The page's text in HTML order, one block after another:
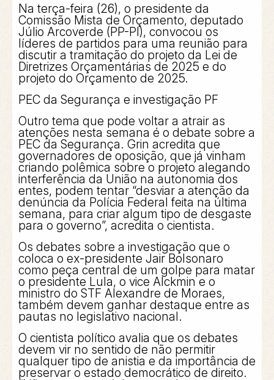
Na terça-feira (26), o presidente da
Comissão Mista de Orçamento, deputado
Júlio Arcoverde (PP-PI), convocou os
líderes de partidos para uma reunião para
discutir a tramitação do projeto da Lei de
Diretrizes Orçamentárias de 2025 e do
projeto do Orçamento de 2025.
PEC da Segurança e investigação PF
Outro tema que pode voltar a atrair as
atenções nesta semana é o debate sobre a
PEC da Segurança. Grin acredita que
governadores de oposição, que já vinham
criando polêmica sobre o projeto alegando
interferência da União na autonomia dos
entes, podem tentar “desviar a atenção da
denúncia da Polícia Federal feita na última
semana, para criar algum tipo de desgaste
para o governo”, acredita o cientista.
Os debates sobre a investigação que o
coloca o ex-presidente Jair Bolsonaro
como peça central de um golpe para matar
o presidente Lula, o vice Alckmin e o
ministro do STF Alexandre de Moraes,
também devem ganhar destaque entre as
pautas no legislativo nacional.
O cientista político avalia que os debates
devem vir no sentido de não permitir
qualquer tipo de anistia e da importância de
preservar o estado democrático de direito.